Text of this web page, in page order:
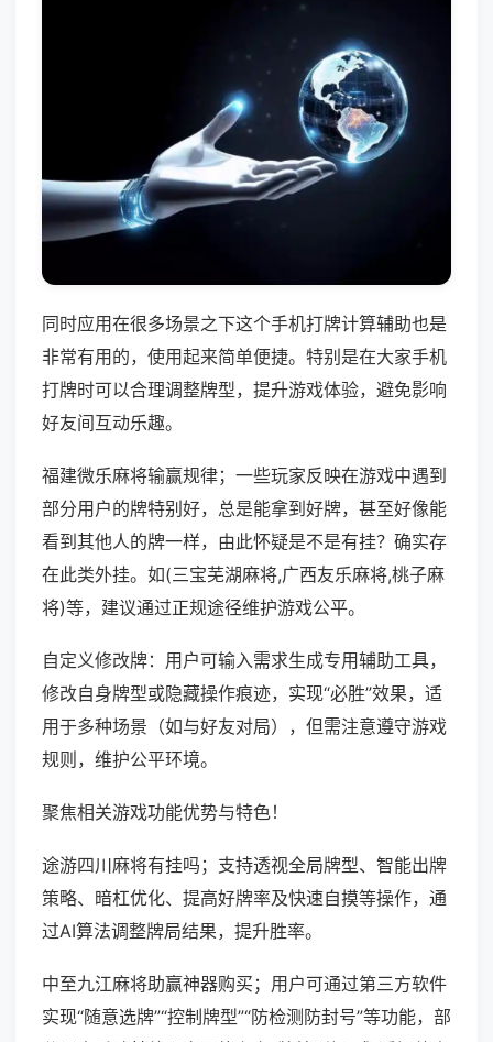
同时应用在很多场景之下这个手机打牌计算辅助也是
非常有用的，使用起来简单便捷。特别是在大家手机
打牌时可以合理调整牌型，提升游戏体验，避免影响
好友间互动乐趣。
福建微乐麻将输赢规律；一些玩家反映在游戏中遇到
部分用户的牌特别好，总是能拿到好牌，甚至好像能
看到其他人的牌一样，由此怀疑是不是有挂？确实存
在此类外挂。如(三宝芜湖麻将,广西友乐麻将,桃子麻
将)等，建议通过正规途径维护游戏公平。
自定义修改牌：用户可输入需求生成专用辅助工具，
修改自身牌型或隐藏操作痕迹，实现“必胜”效果，适
用于多种场景（如与好友对局），但需注意遵守游戏
规则，维护公平环境。
聚焦相关游戏功能优势与特色！
途游四川麻将有挂吗；支持透视全局牌型、智能出牌
策略、暗杠优化、提高好牌率及快速自摸等操作，通
过AI算法调整牌局结果，提升胜率。
中至九江麻将助赢神器购买；用户可通过第三方软件
实现“随意选牌”“控制牌型”“防检测防封号”等功能，部